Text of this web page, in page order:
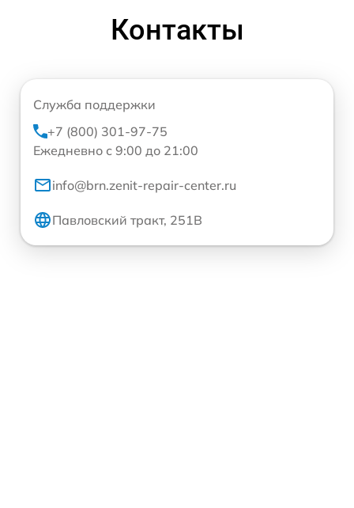
Контакты
Служба поддержки
+7 (800) 301-97-75
Ежедневно с 9:00 до 21:00
info@brn.zenit-repair-center.ru
Павловский тракт, 251В